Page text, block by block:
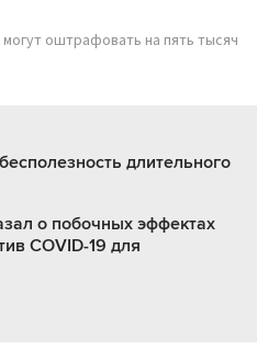
оштрафовать на пять тысяч
длительного
о побочных эффектах
COVID-19 для